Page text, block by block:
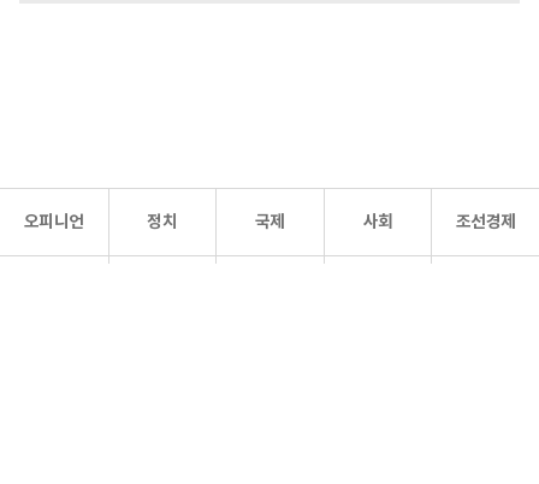
오피니언 정치 국제 사회 조선경제